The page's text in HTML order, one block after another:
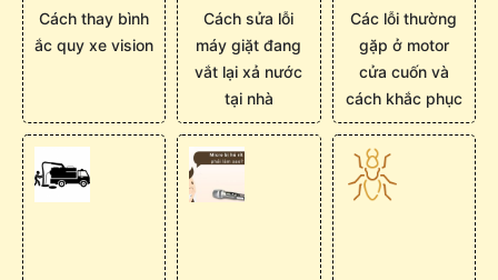
Cách thay bình
ắc quy xe vision
Cách sửa lỗi
máy giặt đang
vắt lại xả nước
tại nhà
Các lỗi thường
gặp ở motor
cửa cuốn và
cách khắc phục